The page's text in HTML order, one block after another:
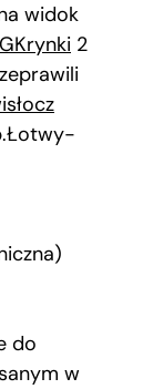
widok
2
do
w